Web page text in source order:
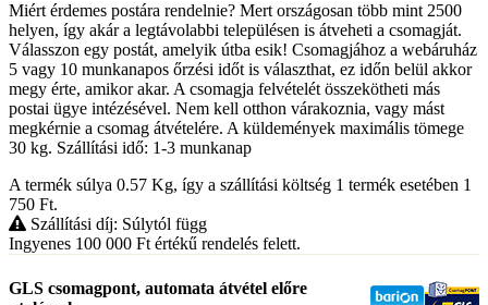
Miért érdemes postára rendelnie? Mert országosan több mint 2500
helyen, így akár a legtávolabbi településen is átveheti a csomagját.
Válasszon egy postát, amelyik útba esik! Csomagjához a webáruház
5 vagy 10 munkanapos őrzési időt is választhat, ez időn belül akkor
megy érte, amikor akar. A csomagja felvételét összekötheti más
postai ügye intézésével. Nem kell otthon várakoznia, vagy mást
megkérnie a csomag átvételére. A küldemények maximális tömege
30 kg. Szállítási idő: 1-3 munkanap
A termék súlya 0.57 Kg, így a szállítási költség 1 termék esetében 1
750 Ft.
Szállítási díj: Súlytól függ
Ingyenes 100 000 Ft értékű rendelés felett.
GLS csomagpont, automata átvétel előre